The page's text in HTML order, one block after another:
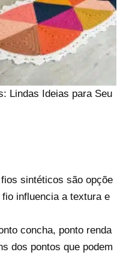
Lindas Ideias para Seu
sintéticos são opçõe
influencia a textura e
concha, ponto renda
dos pontos que podem